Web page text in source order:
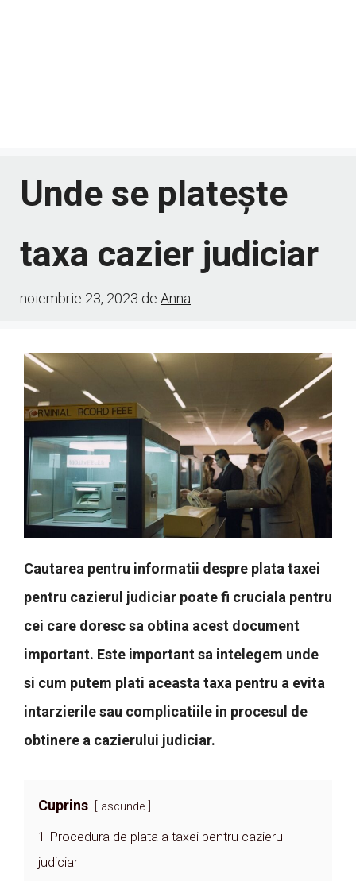
Unde se platește
taxa cazier judiciar
noiembrie 23, 2023 de Anna
Cautarea pentru informatii despre plata taxei
pentru cazierul judiciar poate fi cruciala pentru
cei care doresc sa obtina acest document
important. Este important sa intelegem unde
si cum putem plati aceasta taxa pentru a evita
intarzierile sau complicatiile in procesul de
obtinere a cazierului judiciar.
Cuprins ascunde
1
Procedura de plata a taxei pentru cazierul
judiciar